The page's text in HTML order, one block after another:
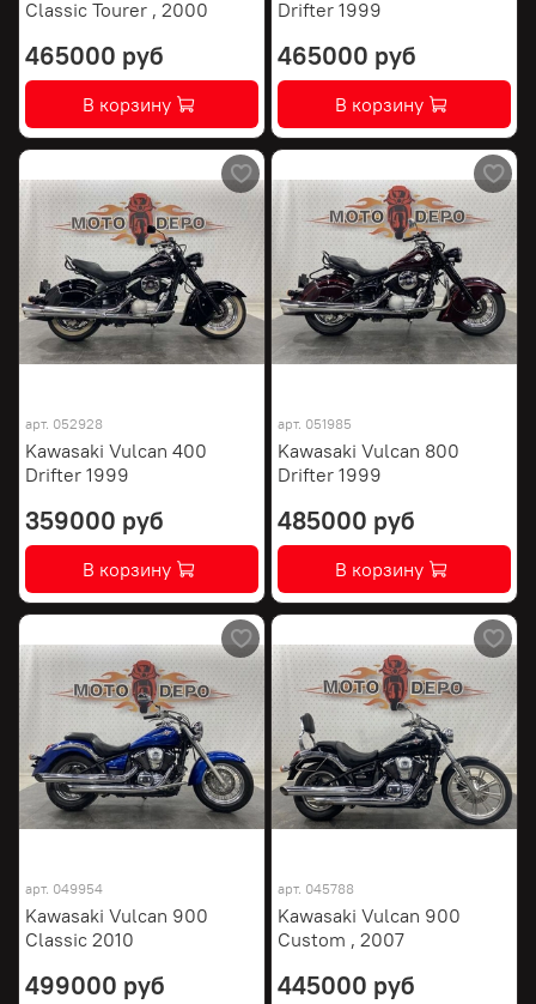
Classic Tourer , 2000
465000 руб
В корзину
Drifter 1999
465000 руб
В корзину
арт. 052928
Kawasaki Vulcan 400
Drifter 1999
359000 руб
В корзину
арт. 051985
Kawasaki Vulcan 800
Drifter 1999
485000 руб
В корзину
арт. 049954
Kawasaki Vulcan 900
Classic 2010
499000 руб
арт. 045788
Kawasaki Vulcan 900
Custom , 2007
445000 руб